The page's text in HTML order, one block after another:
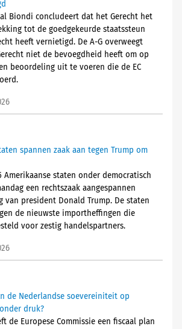
Biondi concludeert dat het Gerecht het
tot de goedgekeurde staatssteun
heeft vernietigd. De A-G overweegt
niet de bevoegdheid heeft om op
beoordeling uit te voeren die de EC
spannen zaak aan tegen Trump om
Amerikaanse staten onder democratisch
een rechtszaak aangespannen
van president Donald Trump. De staten
de nieuwste importheffingen die
voor zestig handelspartners.
de Nederlandse soevereiniteit op
druk?
de Europese Commissie een fiscaal plan